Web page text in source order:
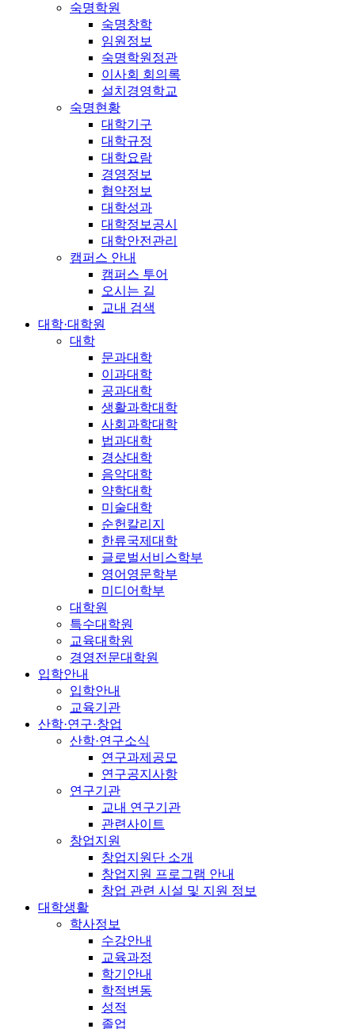
숙명학원
숙명창학
임원정보
숙명학원정관
이사회 회의록
설치경영학교
숙명현황
대학기구
대학규정
대학요람
경영정보
협약정보
대학성과
대학정보공시
대학안전관리
캠퍼스 안내
캠퍼스 투어
오시는 길
교내 검색
대학·대학원
대학
문과대학
이과대학
공과대학
생활과학대학
사회과학대학
법과대학
경상대학
음악대학
약학대학
미술대학
순헌칼리지
한류국제대학
글로벌서비스학부
영어영문학부
미디어학부
대학원
특수대학원
교육대학원
경영전문대학원
입학안내
입학안내
교육기관
산학·연구·창업
산학·연구소식
연구과제공모
연구공지사항
연구기관
교내 연구기관
관련사이트
창업지원
창업지원단 소개
창업지원 프로그램 안내
창업 관련 시설 및 지원 정보
대학생활
학사정보
수강안내
교육과정
학기안내
학적변동
성적
졸업